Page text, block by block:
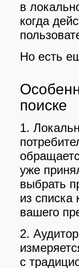
в
когда
Но есть
поиске
1.
уже
выбрать
из списка
вашего
2.
с